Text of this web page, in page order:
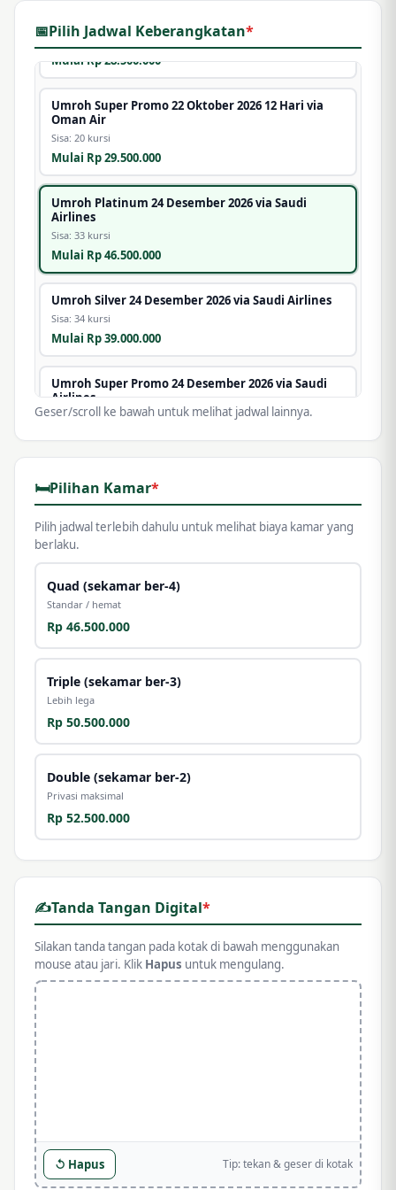
📅Pilih Jadwal Keberangkatan*
Sisa: 30 kursi
Mulai Rp 28.500.000
Umroh Super Promo 22 Oktober 2026 12 Hari via
Oman Air
Sisa: 20 kursi
Mulai Rp 29.500.000
Umroh Platinum 24 Desember 2026 via Saudi
Airlines
Sisa: 33 kursi
Mulai Rp 46.500.000
Umroh Silver 24 Desember 2026 via Saudi Airlines
Sisa: 34 kursi
Mulai Rp 39.000.000
Umroh Super Promo 24 Desember 2026 via Saudi
Airlines
Sisa: 36 kursi
Haji Mujamalah 2027 PLATINUM
Mulai Rp 40.000
Haji Mujamalah 2027 SILVER
Sisa: 0 kursi
Mulai Rp 30.000
Geser/scroll ke bawah untuk melihat jadwal lainnya.
🛏️Pilihan Kamar*
Pilih jadwal terlebih dahulu untuk melihat biaya kamar yang
berlaku.
Quad (sekamar ber-4)
Standar / hemat
Rp 46.500.000
Triple (sekamar ber-3)
Lebih lega
Rp 50.500.000
Double (sekamar ber-2)
Privasi maksimal
Rp 52.500.000
✍️Tanda Tangan Digital*
Silakan tanda tangan pada kotak di bawah menggunakan
mouse atau jari. Klik Hapus untuk mengulang.
↺ Hapus Tip: tekan & geser di kotak